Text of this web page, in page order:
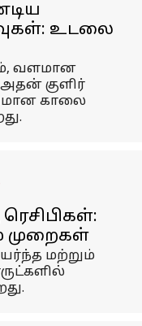
உடலை
வளமான
குளிர்
காலை
முறைகள்
மற்றும்